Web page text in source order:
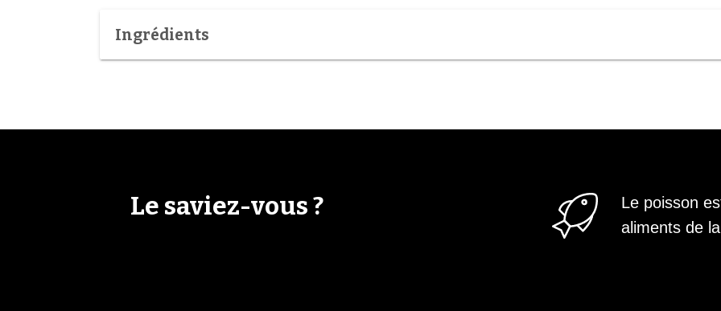
Ingrédients
Le saviez-vous ?
Le poisson
aliments de